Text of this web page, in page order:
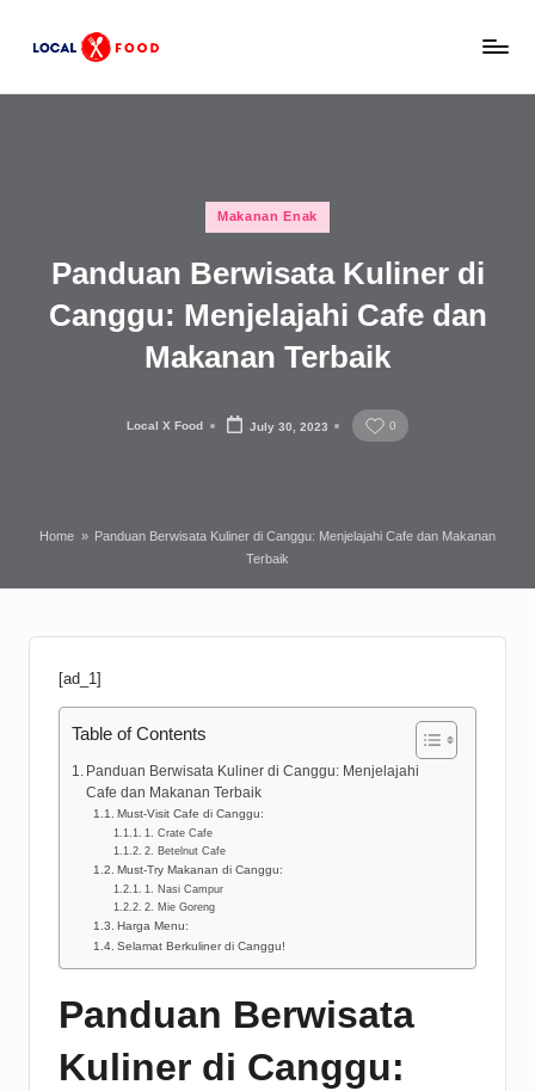
keluarga
Indonesia.
Posted
in
Makanan Enak
Panduan Berwisata Kuliner di
Canggu: Menjelajahi Cafe dan
Makanan Terbaik
Posted
Local X Food July 30, 2023 0
Home » Panduan Berwisata Kuliner di Canggu: Menjelajahi Cafe dan Makanan
Terbaik
[ad_1]
Table of Contents
Panduan Berwisata Kuliner di Canggu: Menjelajahi
Cafe dan Makanan Terbaik
Must-Visit Cafe di Canggu:
1. Crate Cafe
2. Betelnut Cafe
Must-Try Makanan di Canggu:
1. Nasi Campur
2. Mie Goreng
Harga Menu:
Selamat Berkuliner di Canggu!
Panduan Berwisata
Kuliner di Canggu: